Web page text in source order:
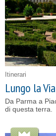
Itinerari
Lungo la
Da Parma a
di questa terra.